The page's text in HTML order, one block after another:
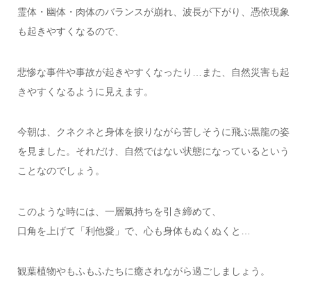
霊体・幽体・肉体のバランスが崩れ、波長が下がり、憑依現象
も起きやすくなるので、
悲惨な事件や事故が起きやすくなったり…また、自然災害も起
きやすくなるように見えます。
今朝は、クネクネと身体を捩りながら苦しそうに飛ぶ黒龍の姿
を見ました。それだけ、自然ではない状態になっているという
ことなのでしょう。
このような時には、一層氣持ちを引き締めて、
口角を上げて「利他愛」で、心も身体もぬくぬくと…
観葉植物やもふもふたちに癒されながら過ごしましょう。